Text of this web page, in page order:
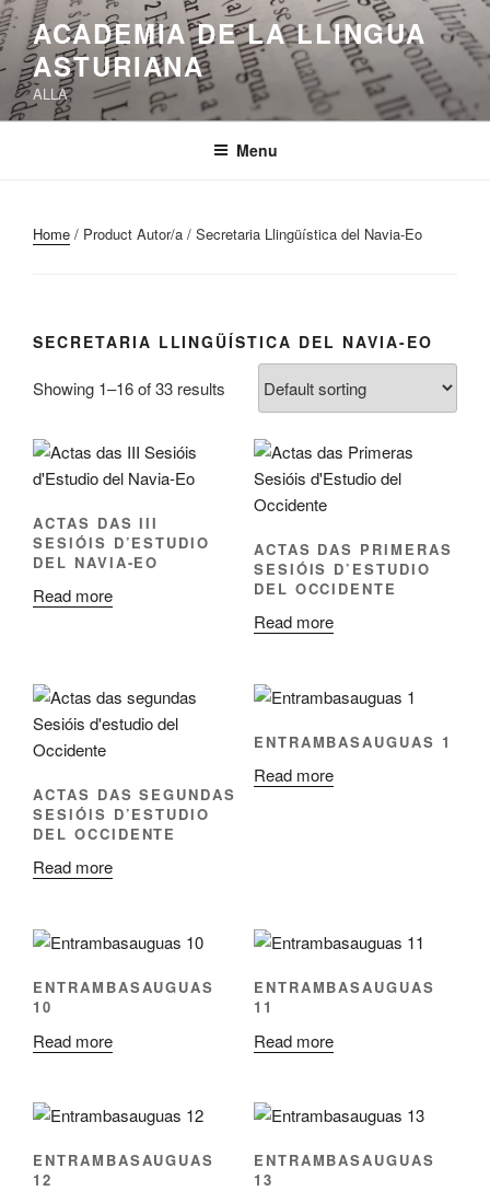
Skip
to
content
ACADEMIA DE LA LLINGUA
ASTURIANA
ALLA
Menu
Home / Product Autor/a / Secretaria Llingüística del Navia-Eo
SECRETARIA LLINGÜÍSTICA DEL NAVIA-EO
Showing 1–16 of 33 results
ACTAS DAS III
SESIÓIS D’ESTUDIO
DEL NAVIA-EO
Read more
ACTAS DAS PRIMERAS
SESIÓIS D’ESTUDIO
DEL OCCIDENTE
Read more
ACTAS DAS SEGUNDAS
SESIÓIS D’ESTUDIO
DEL OCCIDENTE
Read more
ENTRAMBASAUGUAS 1
Read more
ENTRAMBASAUGUAS
10
Read more
ENTRAMBASAUGUAS
11
Read more
ENTRAMBASAUGUAS
12
ENTRAMBASAUGUAS
13